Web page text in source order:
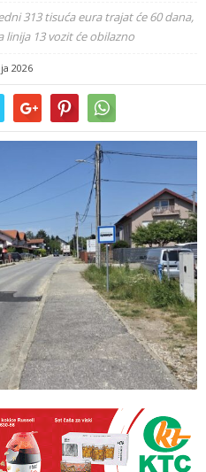
313 tisuća eura trajat će 60 dana,
13 vozit će obilazno
2026